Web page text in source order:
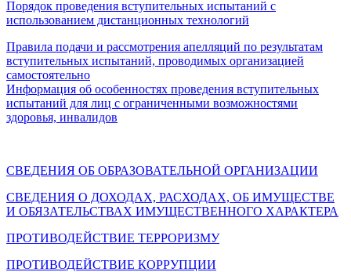
Порядок проведения вступительных испытаний с
использованием дистанционных технологий
Правила подачи и рассмотрения апелляций по результатам
вступительных испытаний, проводимых организацией
самостоятельно
Информация об особенностях проведения вступительных
испытаний для лиц с ограниченными возможностями
здоровья, инвалидов
СВЕДЕНИЯ ОБ ОБРАЗОВАТЕЛЬНОЙ ОРГАНИЗАЦИИ
СВЕДЕНИЯ О ДОХОДАХ, РАСХОДАХ, ОБ ИМУЩЕСТВЕ
И ОБЯЗАТЕЛЬСТВАХ ИМУЩЕСТВЕННОГО ХАРАКТЕРА
ПРОТИВОДЕЙСТВИЕ ТЕРРОРИЗМУ
ПРОТИВОДЕЙСТВИЕ КОРРУПЦИИ